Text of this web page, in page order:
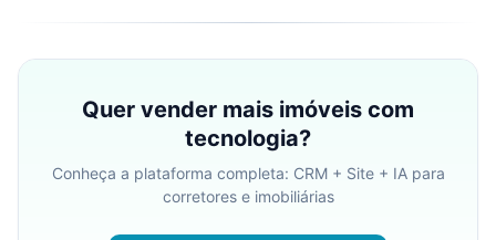
Quer vender mais imóveis com
tecnologia?
Conheça a plataforma completa: CRM + Site + IA para
corretores e imobiliárias